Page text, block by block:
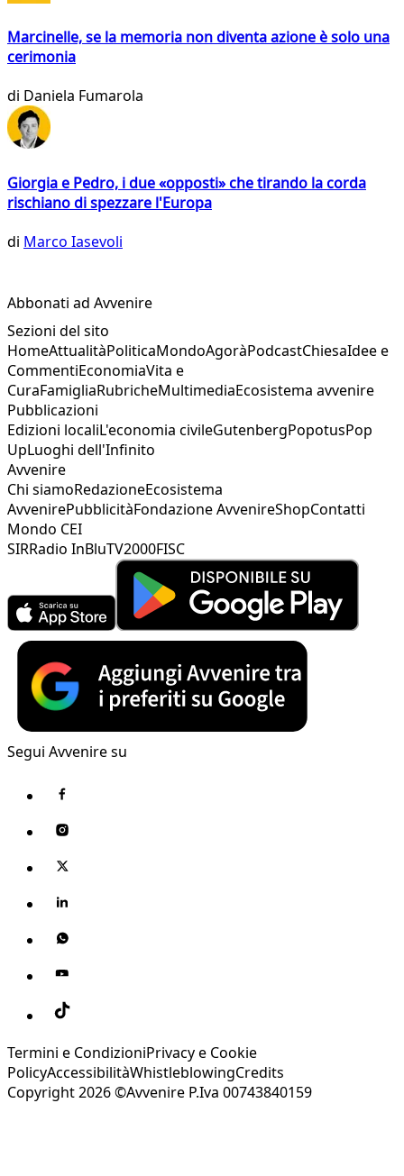
Marcinelle, se la memoria non diventa azione è solo una
cerimonia
di Daniela Fumarola
Giorgia e Pedro, i due «opposti» che tirando la corda
rischiano di spezzare l'Europa
di Marco Iasevoli
Abbonati ad Avvenire
Sezioni del sito
HomeAttualitàPoliticaMondoAgoràPodcastChiesaIdee e
CommentiEconomiaVita e
CuraFamigliaRubricheMultimediaEcosistema avvenire
Pubblicazioni
Edizioni localiL'economia civileGutenbergPopotusPop
UpLuoghi dell'Infinito
Avvenire
Chi siamoRedazioneEcosistema
AvvenirePubblicitàFondazione AvvenireShopContatti
Mondo CEI
SIRRadio InBluTV2000FISC
Segui Avvenire su
Termini e CondizioniPrivacy e Cookie
PolicyAccessibilitàWhistleblowingCredits
Copyright 2026 ©Avvenire P.Iva 00743840159